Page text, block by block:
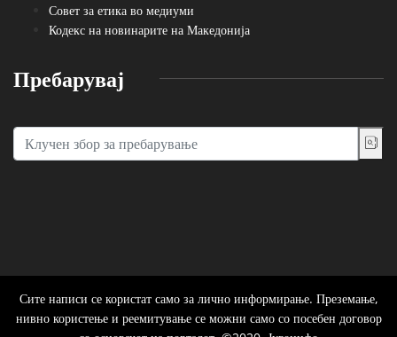
Совет за етика во медиуми
Кодекс на новинарите на Македонија
Пребарувај
Сите написи се користат само за лично информирање. Преземање,
нивно користење и реемитување се можни само со посебен договор